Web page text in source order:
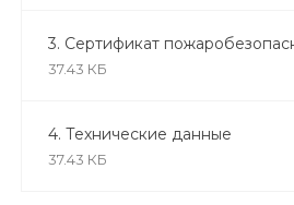
3. Сертификат
37.43 КБ
4. Технические данные
37.43 КБ